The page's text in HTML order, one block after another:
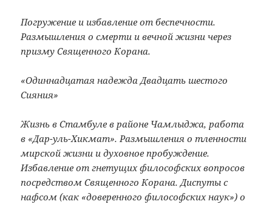
Погружение и избавление от беспечности.
Размышления о смерти и вечной жизни через
призму Священного Корана.
«Одиннадцатая надежда Двадцать шестого
Сияния»
Жизнь в Стамбуле в районе Чамлыджа, работа
в «Дар-уль-Хикмат». Размышления о тленности
мирской жизни и духовное пробуждение.
Избавление от гнетущих философских вопросов
посредством Священного Корана. Диспуты с
нафсом (как «доверенного философских наук») о